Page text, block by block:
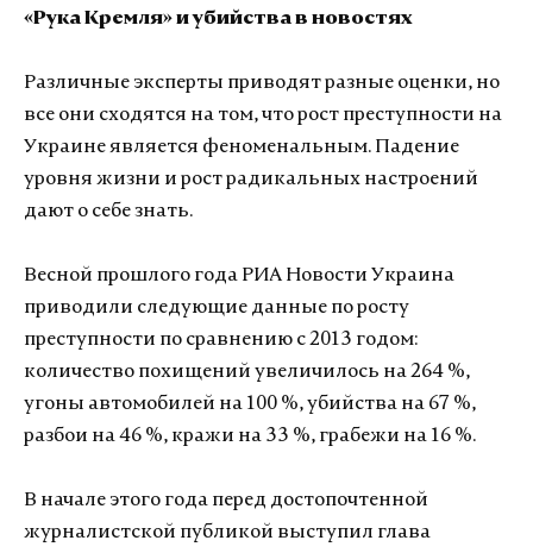
«Рука Кремля» и убийства в новостях
Различные эксперты приводят разные оценки, но
все они сходятся на том, что рост преступности на
Украине является феноменальным. Падение
уровня жизни и рост радикальных настроений
дают о себе знать.
Весной прошлого года РИА Новости Украина
приводили следующие данные по росту
преступности по сравнению с 2013 годом:
количество похищений увеличилось на 264 %,
угоны автомобилей на 100 %, убийства на 67 %,
разбои на 46 %, кражи на 33 %, грабежи на 16 %.
В начале этого года перед достопочтенной
журналистской публикой выступил глава